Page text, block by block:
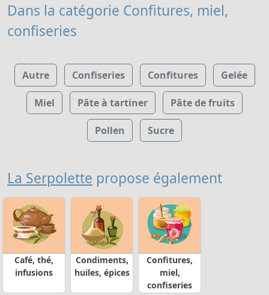
Dans la catégorie Confitures, miel,
confiseries
Autre Confiseries Confitures Gelée
Miel Pâte à tartiner Pâte de fruits
Pollen Sucre
La Serpolette propose également
Café, thé,
infusions
Condiments,
huiles, épices
Confitures,
miel,
confiseries